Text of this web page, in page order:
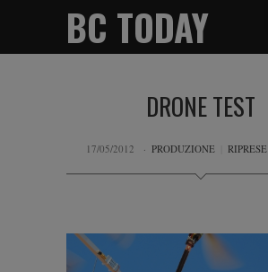
BC TODAY
DRONE TEST
17/05/2012 PRODUZIONE RIPRESE